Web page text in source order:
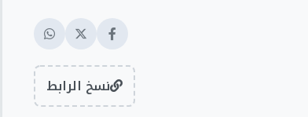
نسخ الرابط